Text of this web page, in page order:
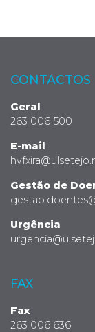
CONTACTOS
Geral
263 006 500
E-mail
Gestão de
Urgência
FAX
Fax
263 006 636